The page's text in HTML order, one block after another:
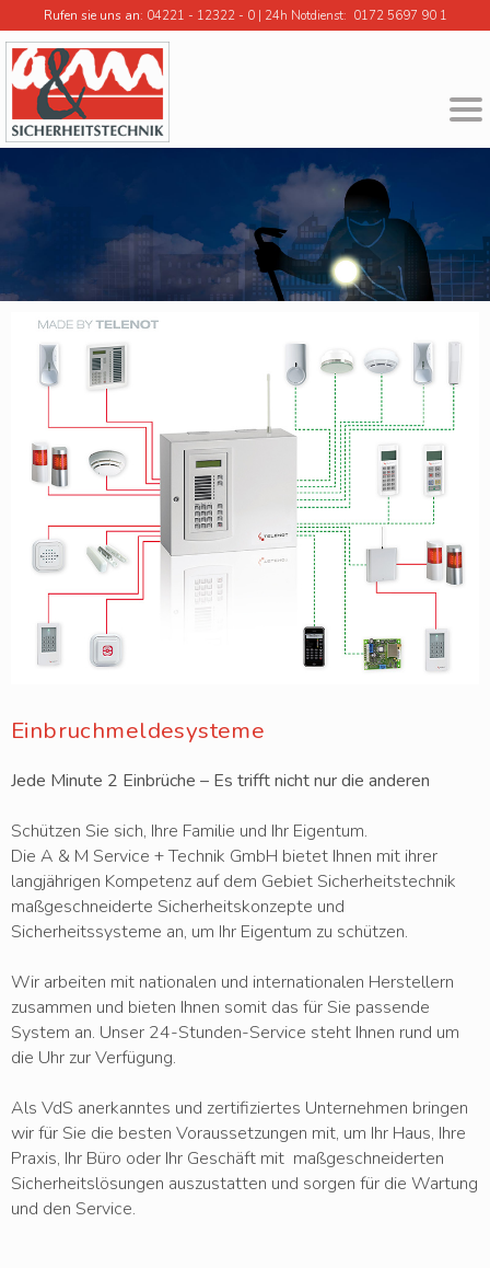
Rufen sie uns an: 04221 - 12322 - 0 | 24h Notdienst: 0172 5697 90 1
Einbruchmeldesysteme
Jede Minute 2 Einbrüche – Es trifft nicht nur die anderen
Schützen Sie sich, Ihre Familie und Ihr Eigentum.
Die A & M Service + Technik GmbH bietet Ihnen mit ihrer
langjährigen Kompetenz auf dem Gebiet Sicherheitstechnik
maßgeschneiderte Sicherheitskonzepte und
Sicherheitssysteme an, um Ihr Eigentum zu schützen.
Wir arbeiten mit nationalen und internationalen Herstellern
zusammen und bieten Ihnen somit das für Sie passende
System an. Unser 24-Stunden-Service steht Ihnen rund um
die Uhr zur Verfügung.
Als VdS anerkanntes und zertifiziertes Unternehmen bringen
wir für Sie die besten Voraussetzungen mit, um Ihr Haus, Ihre
Praxis, Ihr Büro oder Ihr Geschäft mit maßgeschneiderten
Sicherheitslösungen auszustatten und sorgen für die Wartung
und den Service.